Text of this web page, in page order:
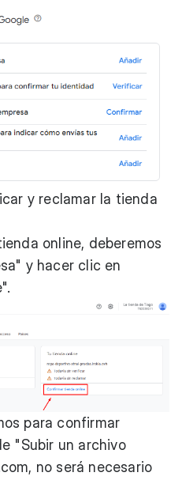
y reclamar la tienda
online, deberemos
y hacer clic en
para confirmar
"Subir un archivo
, no será necesario